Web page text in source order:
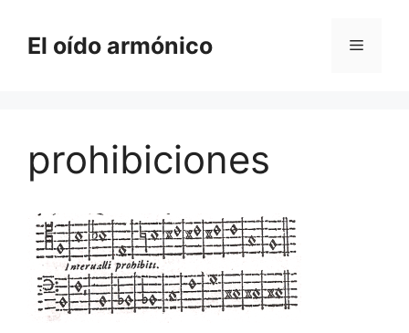
contenido
El oído armónico Menú
prohibiciones